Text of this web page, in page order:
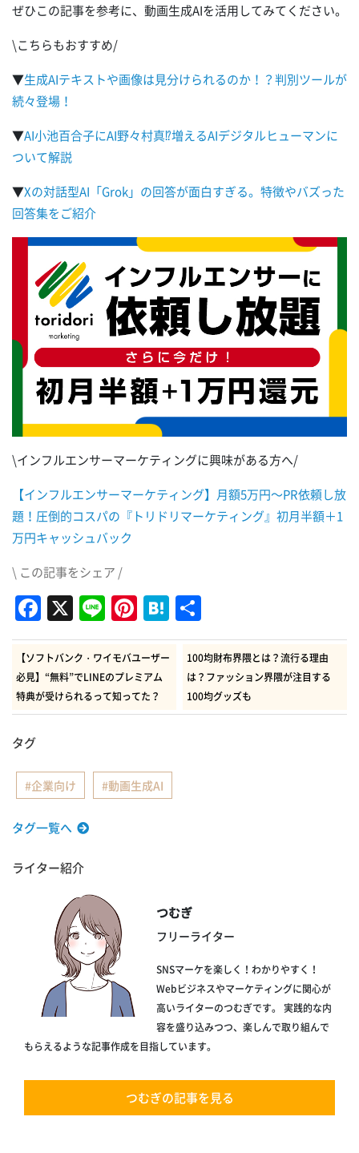
ぜひこの記事を参考に、動画生成AIを活用してみてください。
\こちらもおすすめ/
▼生成AIテキストや画像は見分けられるのか！？判別ツールが
続々登場！
▼AI小池百合子にAI野々村真⁉増えるAIデジタルヒューマンに
ついて解説
▼Xの対話型AI「Grok」の回答が面白すぎる。特徴やバズった
回答集をご紹介
\インフルエンサーマーケティングに興味がある方へ/
【インフルエンサーマーケティング】月額5万円～PR依頼し放
題！圧倒的コスパの『トリドリマーケティング』初月半額＋1
万円キャッシュバック
\ この記事をシェア /
Facebook
X LinePinterest
Hatena
有
【ソフトバンク・ワイモバユーザー
必見】“無料”でLINEのプレミアム
特典が受けられるって知ってた？
100均財布界隈とは？流行る理由
は？ファッション界隈が注目する
100均グッズも
タグ
企業向け 動画生成AI
タグ一覧へ
ライター紹介
つむぎ
フリーライター
SNSマーケを楽しく！わかりやすく！
Webビジネスやマーケティングに関心が
高いライターのつむぎです。 実践的な内
容を盛り込みつつ、楽しんで取り組んで
もらえるような記事作成を目指しています。
つむぎの記事を見る